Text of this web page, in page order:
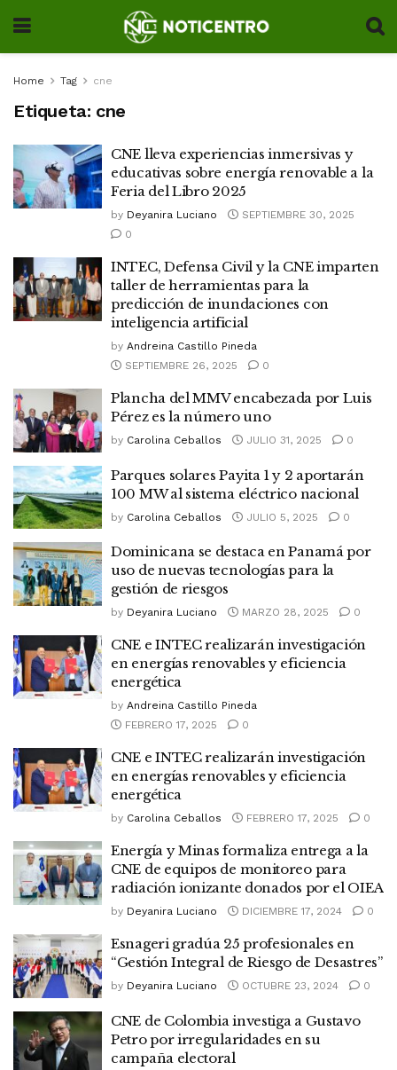
Home Tag cne
Etiqueta: cne
CNE lleva experiencias inmersivas y
educativas sobre energía renovable a la
Feria del Libro 2025
by Deyanira Luciano
SEPTIEMBRE 30, 2025
0
INTEC, Defensa Civil y la CNE imparten
taller de herramientas para la
predicción de inundaciones con
inteligencia artificial
by Andreina Castillo Pineda
SEPTIEMBRE 26, 2025
0
Plancha del MMV encabezada por Luis
Pérez es la número uno
by Carolina Ceballos JULIO 31, 2025 0
Parques solares Payita 1 y 2 aportarán
100 MW al sistema eléctrico nacional
by Carolina Ceballos JULIO 5, 2025 0
Dominicana se destaca en Panamá por
uso de nuevas tecnologías para la
gestión de riesgos
by Deyanira Luciano MARZO 28, 2025 0
CNE e INTEC realizarán investigación
en energías renovables y eficiencia
energética
by Andreina Castillo Pineda
FEBRERO 17, 2025
0
CNE e INTEC realizarán investigación
en energías renovables y eficiencia
energética
by Carolina Ceballos FEBRERO 17, 2025 0
Energía y Minas formaliza entrega a la
CNE de equipos de monitoreo para
radiación ionizante donados por el OIEA
by Deyanira Luciano DICIEMBRE 17, 2024 0
Esnageri gradúa 25 profesionales en
“Gestión Integral de Riesgo de Desastres”
by Deyanira Luciano OCTUBRE 23, 2024 0
CNE de Colombia investiga a Gustavo
Petro por irregularidades en su
campaña electoral